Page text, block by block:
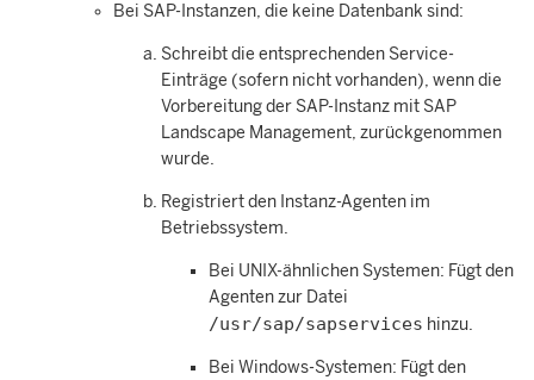
Bei SAP-Instanzen, die keine Datenbank sind:
Schreibt die entsprechenden Service-
Einträge (sofern nicht vorhanden), wenn die
Vorbereitung der SAP-Instanz mit SAP
Landscape Management, zurückgenommen
wurde.
Registriert den Instanz-Agenten im
Betriebssystem.
Bei UNIX-ähnlichen Systemen: Fügt den
Agenten zur Datei
/usr/sap/sapservices hinzu.
Bei Windows-Systemen: Fügt den